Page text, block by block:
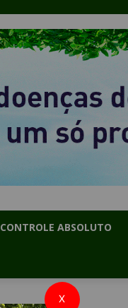
CONTROLE ABSOLUTO
X